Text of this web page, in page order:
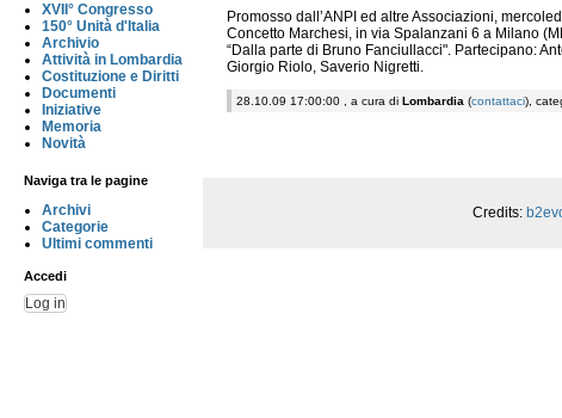
XVII° Congresso
150° Unità d'Italia
Archivio
Attività in Lombardia
Costituzione e Diritti
Documenti
Iniziative
Memoria
Novità
Naviga tra le pagine
Archivi
Categorie
Ultimi commenti
Accedi
Log in
Promosso dall’ANPI ed altre Associazioni,
Concetto Marchesi, in via Spalanzani 6 a Milano
“Dalla parte di Bruno Fanciullacci". Partecipano:
Giorgio Riolo, Saverio Nigretti.
28.10.09 17:00:00 , a cura di Lombardia (contattaci),
Credits: